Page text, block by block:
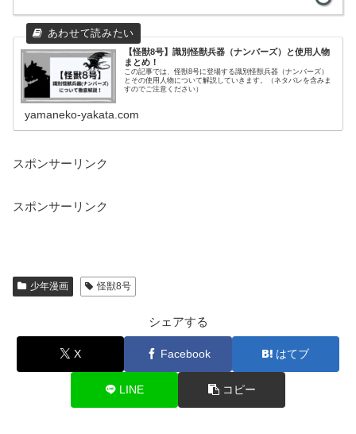
【怪獣8号】識別怪獣兵器（ナンバーズ）と使用人物
まとめ！
この記事では、怪獣8号に登場する識別怪獣兵器（ナンバーズ）
とその使用人物について解説していきます。（ネタバレを含みま
すのでご注意ください）
yamaneko-yakata.com
スポンサーリンク
スポンサーリンク
少年漫画 怪獣8号
シェアする
X Facebook はてブ
LINE コピー